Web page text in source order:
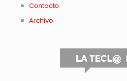
Contacto
Archivo